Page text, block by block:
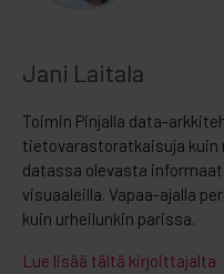
Jani Laitala
Toimin Pinjalla data-
tietovarastoratkaisuja kuin
datassa olevasta
visuaaleilla. Vapaa-ajalla
kuin urheilunkin parissa.
Lue lisää tältä kirjoittajalta